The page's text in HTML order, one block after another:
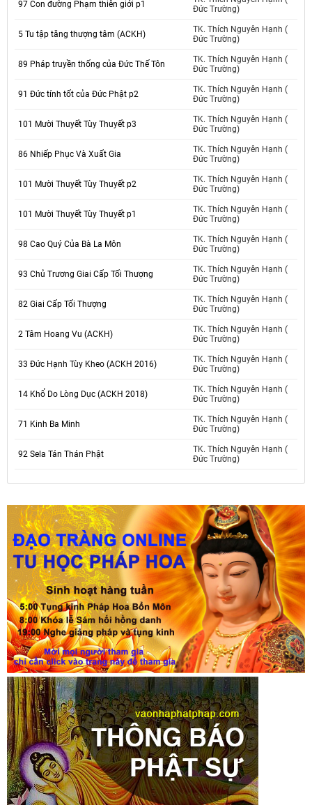
97 Con đường Phạm thiên giới p1
Đức Trường)
5 Tu tập tăng thượng tâm (ACKH)
TK. Thích Nguyên Hạnh (
Đức Trường)
89 Pháp truyền thống của Đức Thế Tôn
TK. Thích Nguyên Hạnh (
Đức Trường)
91 Đức tính tốt của Đức Phật p2
TK. Thích Nguyên Hạnh (
Đức Trường)
101 Mười Thuyết Tùy Thuyết p3
TK. Thích Nguyên Hạnh (
Đức Trường)
86 Nhiếp Phục Và Xuất Gia
TK. Thích Nguyên Hạnh (
Đức Trường)
101 Mười Thuyết Tùy Thuyết p2
TK. Thích Nguyên Hạnh (
Đức Trường)
101 Mười Thuyết Tùy Thuyết p1
TK. Thích Nguyên Hạnh (
Đức Trường)
98 Cao Quý Của Bà La Môn
TK. Thích Nguyên Hạnh (
Đức Trường)
93 Chủ Trương Giai Cấp Tối Thượng
TK. Thích Nguyên Hạnh (
Đức Trường)
82 Giai Cấp Tối Thượng
TK. Thích Nguyên Hạnh (
Đức Trường)
2 Tâm Hoang Vu (ACKH)
TK. Thích Nguyên Hạnh (
Đức Trường)
33 Đức Hạnh Tùy Kheo (ACKH 2016)
TK. Thích Nguyên Hạnh (
Đức Trường)
14 Khổ Do Lòng Dục (ACKH 2018)
TK. Thích Nguyên Hạnh (
Đức Trường)
71 Kinh Ba Minh
TK. Thích Nguyên Hạnh (
Đức Trường)
92 Sela Tán Thán Phật
TK. Thích Nguyên Hạnh (
Đức Trường)